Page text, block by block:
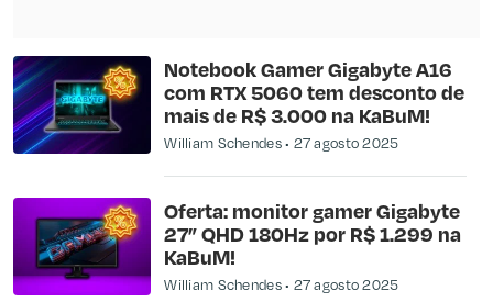
Notebook Gamer Gigabyte A16
com RTX 5060 tem desconto de
mais de R$ 3.000 na KaBuM!
William Schendes 27 agosto 2025
Oferta: monitor gamer Gigabyte
27” QHD 180Hz por R$ 1.299 na
KaBuM!
William Schendes 27 agosto 2025